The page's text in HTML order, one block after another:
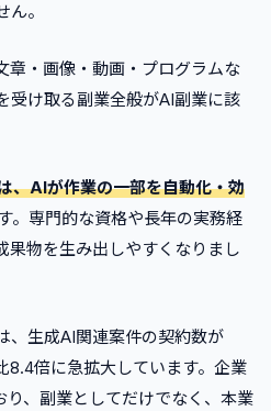
よくある質問
きるAI副業はある？
ルから始めるべき？
イントは？
。
章・画像・動画・プログラムな
受け取る副業全般がAI副業に該
、AIが作業の一部を自動化・効
。専門的な資格や長年の実務経
果物を生み出しやすくなりまし
、生成AI関連案件の契約数が
8.4倍に急拡大しています。企業
り、副業としてだけでなく、本業